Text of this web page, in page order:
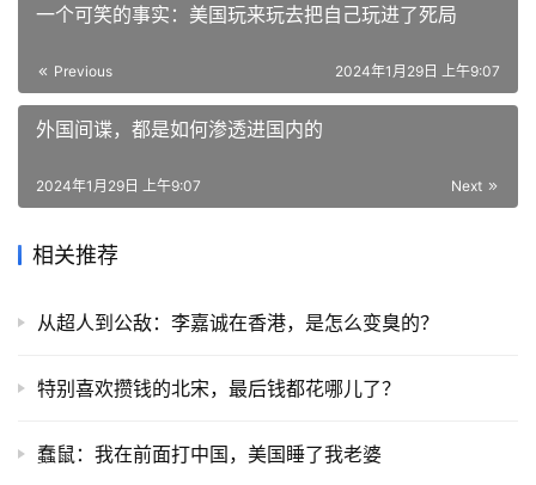
一个可笑的事实：美国玩来玩去把自己玩进了死局
Previous 2024年1月29日 上午9:07
外国间谍，都是如何渗透进国内的
Next
2024年1月29日 上午9:07
相关推荐
从超人到公敌：李嘉诚在香港，是怎么变臭的？
特别喜欢攒钱的北宋，最后钱都花哪儿了？
蠢鼠：我在前面打中国，美国睡了我老婆